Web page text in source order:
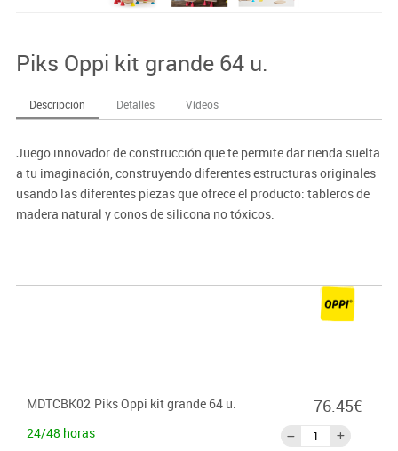
Piks Oppi kit grande 64 u.
Descripción Detalles Vídeos
Juego innovador de construcción que te permite dar rienda suelta
a tu imaginación, construyendo diferentes estructuras originales
usando las diferentes piezas que ofrece el producto: tableros de
madera natural y conos de silicona no tóxicos.
MDTCBK02 Piks Oppi kit grande 64 u.
24/48 horas
76.45€